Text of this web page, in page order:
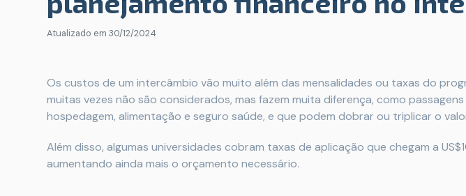
Atualizado em 30/12/2024
Os custos de um intercâmbio vão muito além das mensalidades ou taxas do
muitas vezes não são considerados, mas fazem muita diferença, como
hospedagem, alimentação e seguro saúde, e que podem dobrar ou triplicar o
Além disso, algumas universidades cobram taxas de aplicação que chegam a
aumentando ainda mais o orçamento necessário.